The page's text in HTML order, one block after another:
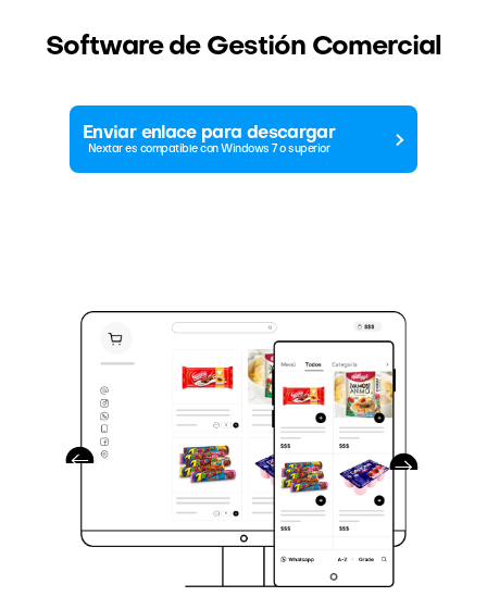
Software de Gestión Comercial
Enviar enlace para descargar
Nextar es compatible con Windows 7 o superior